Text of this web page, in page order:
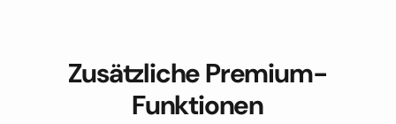
Zusätzliche Premium-
Funktionen